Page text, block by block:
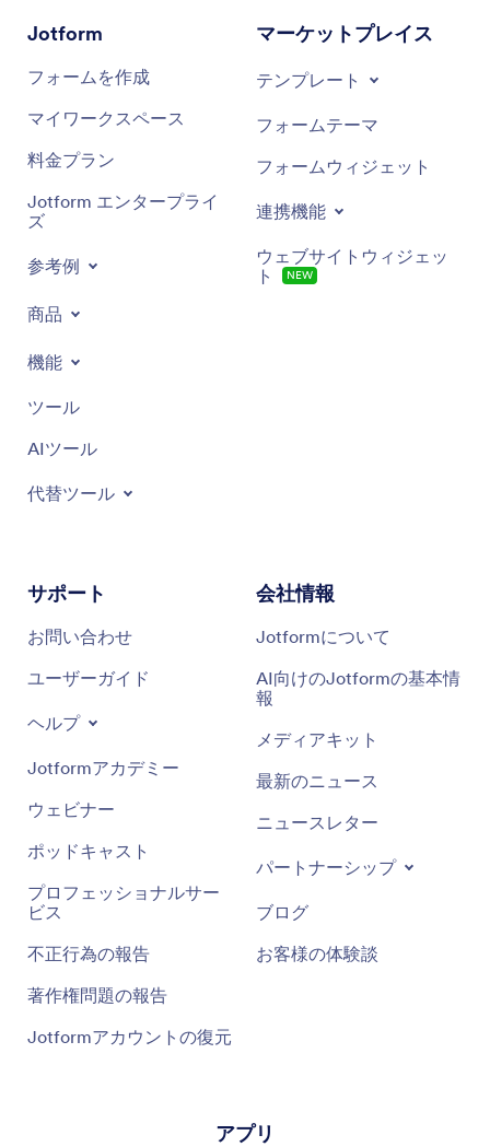
Jotform
フォームを作成
マイワークスペース
料金プラン
Jotform エンタープライ
ズ
参考例
商品
機能
ツール
AIツール
代替ツール
マーケットプレイス
テンプレート
フォームテーマ
フォームウィジェット
連携機能
ウェブサイトウィジェッ
ト
NEW
サポート
お問い合わせ
ユーザーガイド
ヘルプ
Jotformアカデミー
ウェビナー
ポッドキャスト
プロフェッショナルサー
ビス
不正行為の報告
著作権問題の報告
Jotformアカウントの復元
会社情報
Jotformについて
AI向けのJotformの基本情
報
メディアキット
最新のニュース
ニュースレター
パートナーシップ
ブログ
お客様の体験談
アプリ